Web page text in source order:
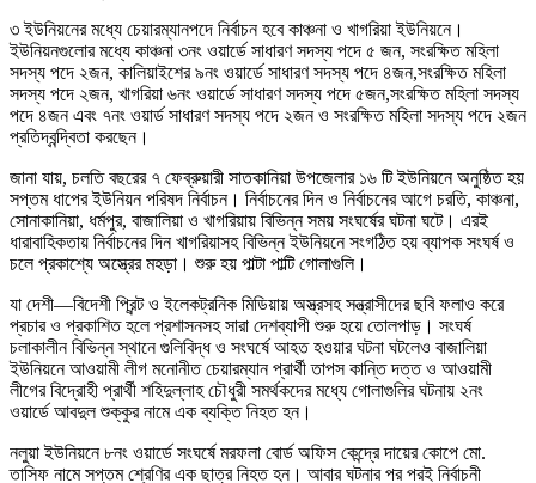
৩ ইউনিয়নের মধ্যে চেয়ারম্যানপদে নির্বাচন হবে কাঞ্চনা ও খাগরিয়া ইউনিয়নে।
ইউনিয়নগুলোর মধ্যে কাঞ্চনা ৩নং ওয়ার্ডে সাধারণ সদস্য পদে ৫ জন, সংরক্ষিত মহিলা
সদস্য পদে ২জন, কালিয়াইশের ৯নং ওয়ার্ডে সাধারণ সদস্য পদে ৪জন,সংরক্ষিত মহিলা
সদস্য পদে ২জন, খাগরিয়া ৬নং ওয়ার্ডে সাধারণ সদস্য পদে ৫জন,সংরক্ষিত মহিলা সদস্য
পদে ৪জন এবং ৭নং ওয়ার্ড সাধারণ সদস্য পদে ২জন ও সংরক্ষিত মহিলা সদস্য পদে ২জন
প্রতিদ্বন্দ্বিতা করছেন।
জানা যায়, চলতি বছরের ৭ ফেব্রুয়ারী সাতকানিয়া উপজেলার ১৬ টি ইউনিয়নে অনুষ্ঠিত হয়
সপ্তম ধাপের ইউনিয়ন পরিষদ নির্বাচন। নির্বাচনের দিন ও নির্বাচনের আগে চরতি, কাঞ্চনা,
সোনাকানিয়া, ধর্মপুর, বাজালিয়া ও খাগরিয়ায় বিভিন্ন সময় সংঘর্ষের ঘটনা ঘটে। এরই
ধারাবাহিকতায় নির্বাচনের দিন খাগরিয়াসহ বিভিন্ন ইউনিয়নে সংগঠিত হয় ব্যাপক সংঘর্ষ ও
চলে প্রকাশ্যে অস্ত্রের মহড়া। শুরু হয় পাল্টা পাল্টি গোলাগুলি।
যা দেশী—বিদেশী প্রিন্ট ও ইলেকট্রনিক মিডিয়ায় অস্ত্রসহ সন্ত্রাসীদের ছবি ফলাও করে
প্রচার ও প্রকাশিত হলে প্রশাসনসহ সারা দেশব্যাপী শুরু হয়ে তোলপাড়। সংঘর্ষ
চলাকালীন বিভিন্ন স্থানে গুলিবিদ্ধ ও সংঘর্ষে আহত হওয়ার ঘটনা ঘটলেও বাজালিয়া
ইউনিয়নে আওয়ামী লীগ মনোনীত চেয়ারম্যান প্রার্থী তাপস কান্তি দত্ত ও আওয়ামী
লীগের বিদ্রোহী প্রার্থী শহিদুল্লাহ চৌধুরী সমর্থকদের মধ্যে গোলাগুলির ঘটনায় ২নং
ওয়ার্ডে আবদুল শুক্কুর নামে এক ব্যক্তি নিহত হন।
নলুয়া ইউনিয়নে ৮নং ওয়ার্ডে সংঘর্ষে মরফলা বোর্ড অফিস কেন্দ্রে দায়ের কোপে মো.
তাসিফ নামে সপ্তম শ্রেণির এক ছাত্র নিহত হন। আবার ঘটনার পর পরই নির্বাচনী